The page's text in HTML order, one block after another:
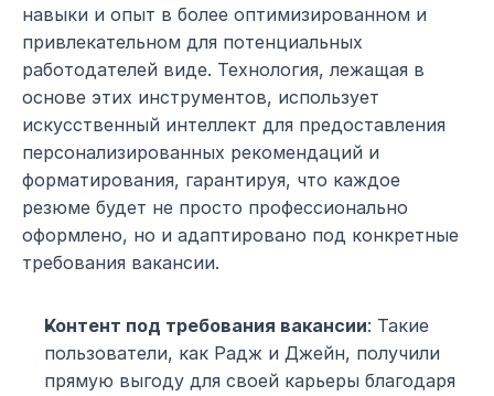
навыки и опыт в более оптимизированном и
привлекательном для потенциальных
работодателей виде. Технология, лежащая в
основе этих инструментов, использует
искусственный интеллект для предоставления
персонализированных рекомендаций и
форматирования, гарантируя, что каждое
резюме будет не просто профессионально
оформлено, но и адаптировано под конкретные
требования вакансии.
Контент под требования вакансии: Такие
пользователи, как Радж и Джейн, получили
прямую выгоду для своей карьеры благодаря